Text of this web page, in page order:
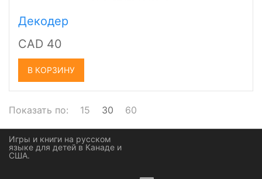
Декодер
CAD 40
В КОРЗИНУ
Показать по: 15 30 60
Игры и книги на русском
языке для детей в Канаде и
США.